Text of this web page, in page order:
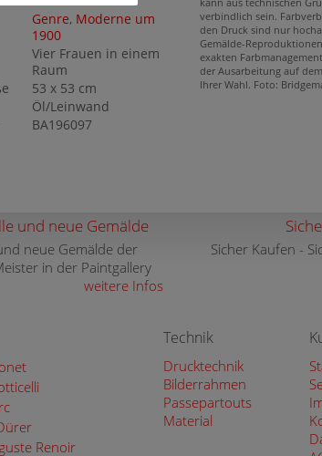
Genre, Moderne um
1900
Vier Frauen in einem
Raum
53 x 53 cm
Öl/Leinwand
BA196097
verbindlich sein.
den Druck sind nur
Gemälde-
exakten
der Ausarbeitung auf
Ihrer Wahl. Foto:
und neue Gemälde
neue Gemälde der
in der Paintgallery
weitere Infos
Sicher Kaufen -
Renoir
Technik
Drucktechnik
Bilderrahmen
Passepartouts
Material